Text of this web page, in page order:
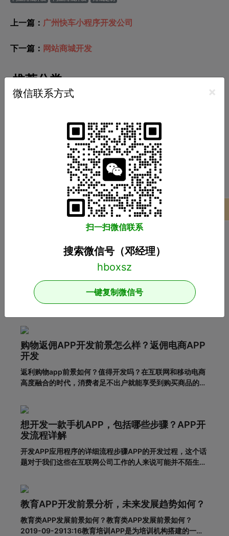
上一篇： 广州快车小程序开发公司
下一篇： 网站商城开发
推荐分类
游戏开发
广州小程序开发 广州APP开发 广州软件开发
APP开发：在设计APP时这几个问题一定要注
开发影响用户体验的APP应用需要注意哪些问题？随着移动
互联网的发展，人们对APP应用的需求越来越大，这也给企
望从中获得更多的发展机会。当然，并不仅仅是开发APP应
用就能达到目的。前提一定是保证APP应用的优秀用户体
验。这样，在
购物返佣APP开发前景怎么样？返佣电商APP
开发
返利购物app前景如何？值得开发吗？在互联网和移动电商
高度融合的时代，消费者足不出户就能享受到购买商品的便
用户，许多企业和商家开始致力于返利购物app的建设。返
利购物app有什么优势？一、在网络上购买商品有哪些利
弊?对于消费者的
想开发一款手机APP，包括哪些步骤？APP开
发流程详解
开发APP应用程序的详细流程步骤APP的开发过程，这个话
题对于我们这些在互联网公司工作的人来说可能并不陌生，
了。其实，APP开发的流程并不复杂，接下来就带大家一起
看一下一套完整的APP开发流程包含哪些步骤。一、基本功
能需求阶段0
教育APP开发前景分析，未来发展趋势如何？
教育类APP发展前景如何？教育类APP发展前景如何？
2019-09-2913:16教育培训APP是为培训机构搭建的一个
微信联系方式 ×
扫一扫微信联系
搜索微信号（邓经理）
一键复制微信号